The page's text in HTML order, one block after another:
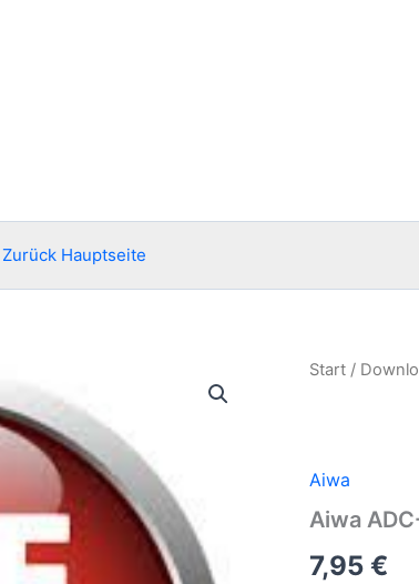
Zurück Hauptseite
Start /
Aiwa
Aiwa
7,95 €